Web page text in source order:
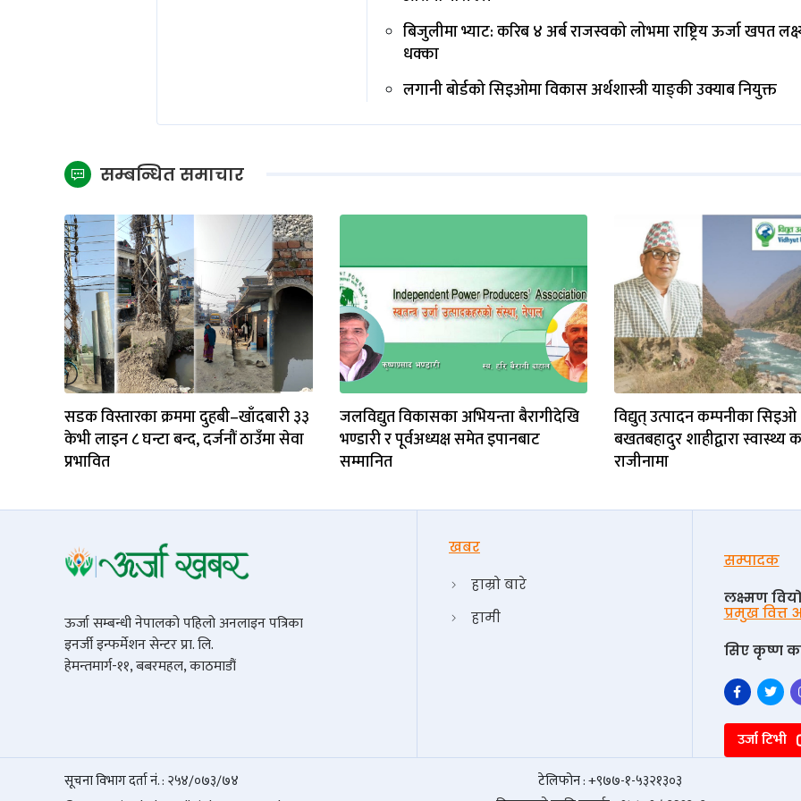
बिजुलीमा भ्याट: करिब ४ अर्ब राजस्वको लोभमा राष्ट्रिय ऊर्जा खपत
धक्का
लगानी बोर्डको सिइओमा विकास अर्थशास्त्री याङ्‌की उक्याब नियुक्त
सम्बन्धित समाचार
सडक विस्तारका क्रममा दुहबी–खाँदबारी ३३
केभी लाइन ८ घन्टा बन्द, दर्जनौं ठाउँमा सेवा
प्रभावित
जलविद्युत विकासका अभियन्ता बैरागीदेखि
भण्डारी र पूर्वअध्यक्ष समेत इपानबाट
सम्मानित
विद्युत् उत्पादन कम्पनीका सिइओ
बखतबहादुर शाहीद्वारा स्वास्थ्य
राजीनामा
ऊर्जा सम्बन्धी नेपालको पहिलो अनलाइन पत्रिका
इनर्जी इन्फर्मेशन सेन्टर प्रा. लि.
हेमन्तमार्ग-११, बबरमहल, काठमाडौं
खबर
हाम्रो बारे
हामी
सम्पादक
लक्ष्मण
प्रमुख वित्त
सिए कृष्ण
उर्जा टिभी
सूचना विभाग दर्ता नं. : २५४/०७३/७४
टेलिफोन : +९७७-१-५३२१३०३